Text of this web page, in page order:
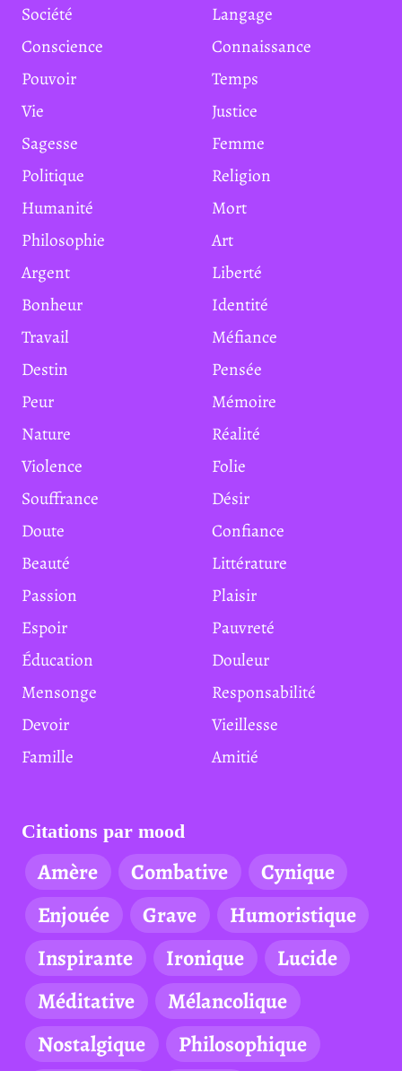
Société
Langage
Conscience
Connaissance
Pouvoir
Temps
Vie
Justice
Sagesse
Femme
Politique
Religion
Humanité
Mort
Philosophie
Art
Argent
Liberté
Bonheur
Identité
Travail
Méfiance
Destin
Pensée
Peur
Mémoire
Nature
Réalité
Violence
Folie
Souffrance
Désir
Doute
Confiance
Beauté
Littérature
Passion
Plaisir
Espoir
Pauvreté
Éducation
Douleur
Mensonge
Responsabilité
Devoir
Vieillesse
Famille
Amitié
Citations par mood
Amère Combative
Cynique
Enjouée
Grave
Humoristique
Inspirante
Ironique
Lucide
Méditative
Mélancolique
Nostalgique
Philosophique